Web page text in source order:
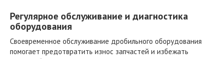
Регулярное обслуживание и диагностика
оборудования
Своевременное обслуживание дробильного оборудования
помогает предотвратить износ запчастей и избежать